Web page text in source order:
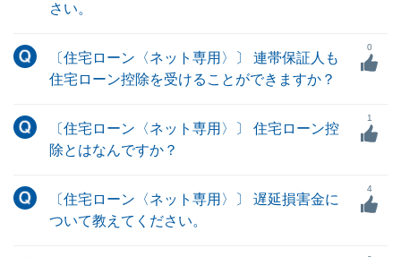
さい。
〔住宅ローン〈ネット専用〉〕 連帯保証人も
住宅ローン控除を受けることができますか？
0
〔住宅ローン〈ネット専用〉〕 住宅ローン控
除とはなんですか？
1
〔住宅ローン〈ネット専用〉〕 遅延損害金に
ついて教えてください。
4